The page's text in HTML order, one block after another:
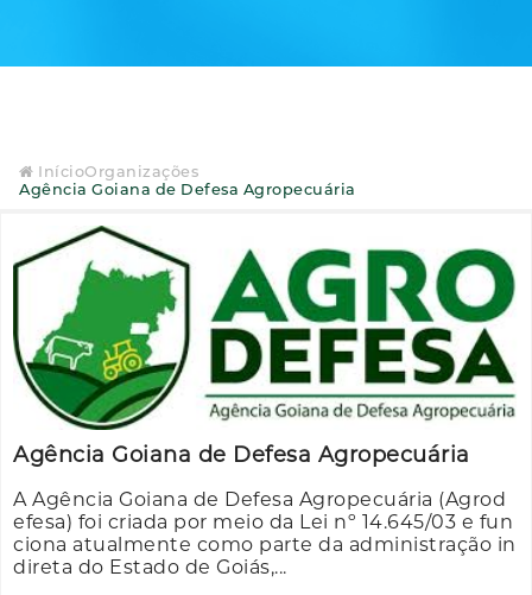
InícioOrganizações
Agência Goiana de Defesa Agropecuária
Agência Goiana de Defesa Agropecuária
A Agência Goiana de Defesa Agropecuária (Agrod
efesa) foi criada por meio da Lei nº 14.645/03 e fun
ciona atualmente como parte da administração in
direta do Estado de Goiás,...